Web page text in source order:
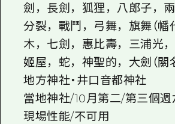
劍，長劍，狐狸，八郎子，
分裂，戰鬥，弓舞，旗舞（幡
木，七劍，惠比壽，三浦光，
姬屋，蛇，神聖的，大劍（關名
地方神社・井口音都神社
當地神社/10月第二/第三個週
現場性能/不可用